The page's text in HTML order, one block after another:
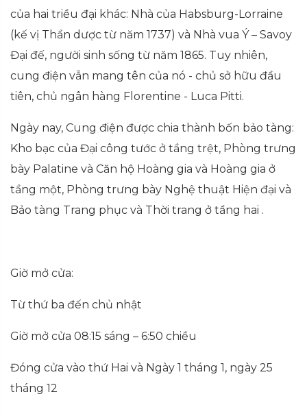
của hai triều đại khác: Nhà của Habsburg-Lorraine
(kế vị Thần dược từ năm 1737) và Nhà vua Ý – Savoy
Đại đế, người sinh sống từ năm 1865. Tuy nhiên,
cung điện vẫn mang tên của nó - chủ sở hữu đầu
tiên, chủ ngân hàng Florentine - Luca Pitti.
Ngày nay, Cung điện được chia thành bốn bảo tàng:
Kho bạc của Đại công tước ở tầng trệt, Phòng trưng
bày Palatine và Căn hộ Hoàng gia và Hoàng gia ở
tầng một, Phòng trưng bày Nghệ thuật Hiện đại và
Bảo tàng Trang phục và Thời trang ở tầng hai .
Giờ mở cửa:
Từ thứ ba đến chủ nhật
Giờ mở cửa 08:15 sáng – 6:50 chiều
Đóng cửa vào thứ Hai và Ngày 1 tháng 1, ngày 25
tháng 12